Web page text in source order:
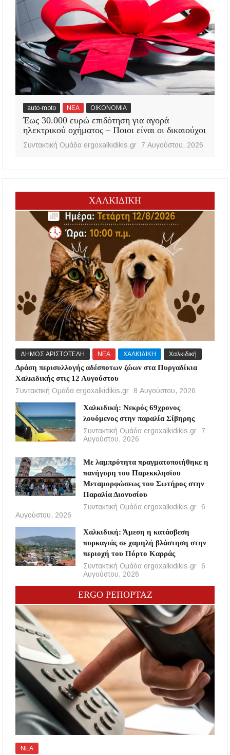
auto-moto ΝΕΑ ΟΙΚΟΝΟΜΙΑ
Έως 30.000 ευρώ επιδότηση για αγορά
ηλεκτρικού οχήματος – Ποιοι είναι οι δικαιούχοι
Συντακτική Ομάδα ergoxalkidikis.gr 7 Αυγούστου, 2026
ΧΑΛΚΙΔΙΚΗ
ΔΗΜΟΣ ΑΡΙΣΤΟΤΕΛΗ ΝΕΑ ΧΑΛΚΙΔΙΚΗ Χαλκιδική
Δράση περισυλλογής αδέσποτων ζώων στα Πυργαδίκια
Χαλκιδικής στις 12 Αυγούστου
Συντακτική Ομάδα ergoxalkidikis.gr
8 Αυγούστου, 2026
Χαλκιδική: Νεκρός 69χρονος
λουόμενος στην παραλία Σίβηρης
Συντακτική Ομάδα ergoxalkidikis.gr
7
Αυγούστου, 2026
Με λαμπρότητα πραγματοποιήθηκε η
πανήγυρη του Παρεκκλησίου
Μεταμορφώσεως του Σωτήρος στην
Παραλία Διονυσίου
Συντακτική Ομάδα ergoxalkidikis.gr
6
Αυγούστου, 2026
Χαλκιδική: Άμεση η κατάσβεση
πυρκαγιάς σε χαμηλή βλάστηση στην
περιοχή του Πόρτο Καρράς
Συντακτική Ομάδα ergoxalkidikis.gr
6
Αυγούστου, 2026
ERGO ΡΕΠΟΡΤΑΖ
ΝΕΑ